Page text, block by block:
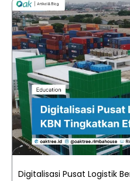
Digitalisasi Pusat Logistik